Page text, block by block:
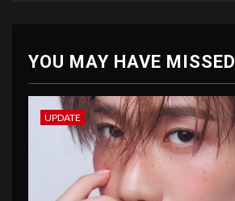
YOU MAY HAVE MISSED
UPDATE